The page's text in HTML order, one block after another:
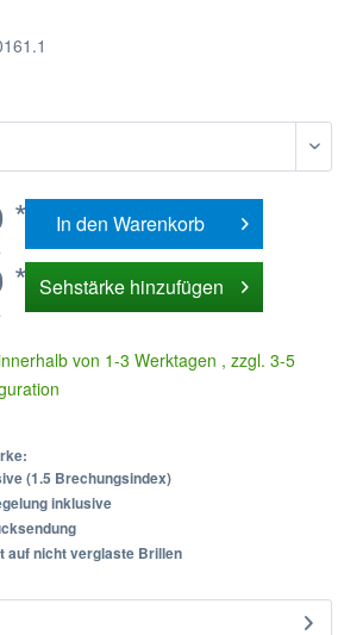
* In den Warenkorb
* Sehstärke hinzufügen
von 1-3 Werktagen , zzgl. 3-5
(1.5 Brechungsindex)
inklusive
auf nicht verglaste Brillen